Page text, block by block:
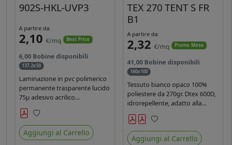
902S-HKL-UVP3
A partire da:
2,10 €/mq Best Price
6,00 Bobine disponibili
137,2x50
Laminazione in pvc polimerico
permanente trasparente lucido
75µ adesivo acrilico
permanente durata 5 anni con
filtro uv, carta kraft. Ideale per
stampe con inchiostro
ecosolvente, UV e latex.
Preferiti
Aggiungi al Carrello
TEX 270 TENT S FR
B1
A partire da:
2,32 €/mq Promo Mese
41,00 Bobine disponibili
160x100
Tessuto bianco opaco 100%
poliestere da 270gr. Dtex 600D,
idrorepellente, adatto alla
stampa solvente, ecosolvente,
uv, latex (di terza generazione).
Ideale per tende ,coperture
gazebo, prodotti gonfiabili o
Preferiti
Aggiungi al Carrello